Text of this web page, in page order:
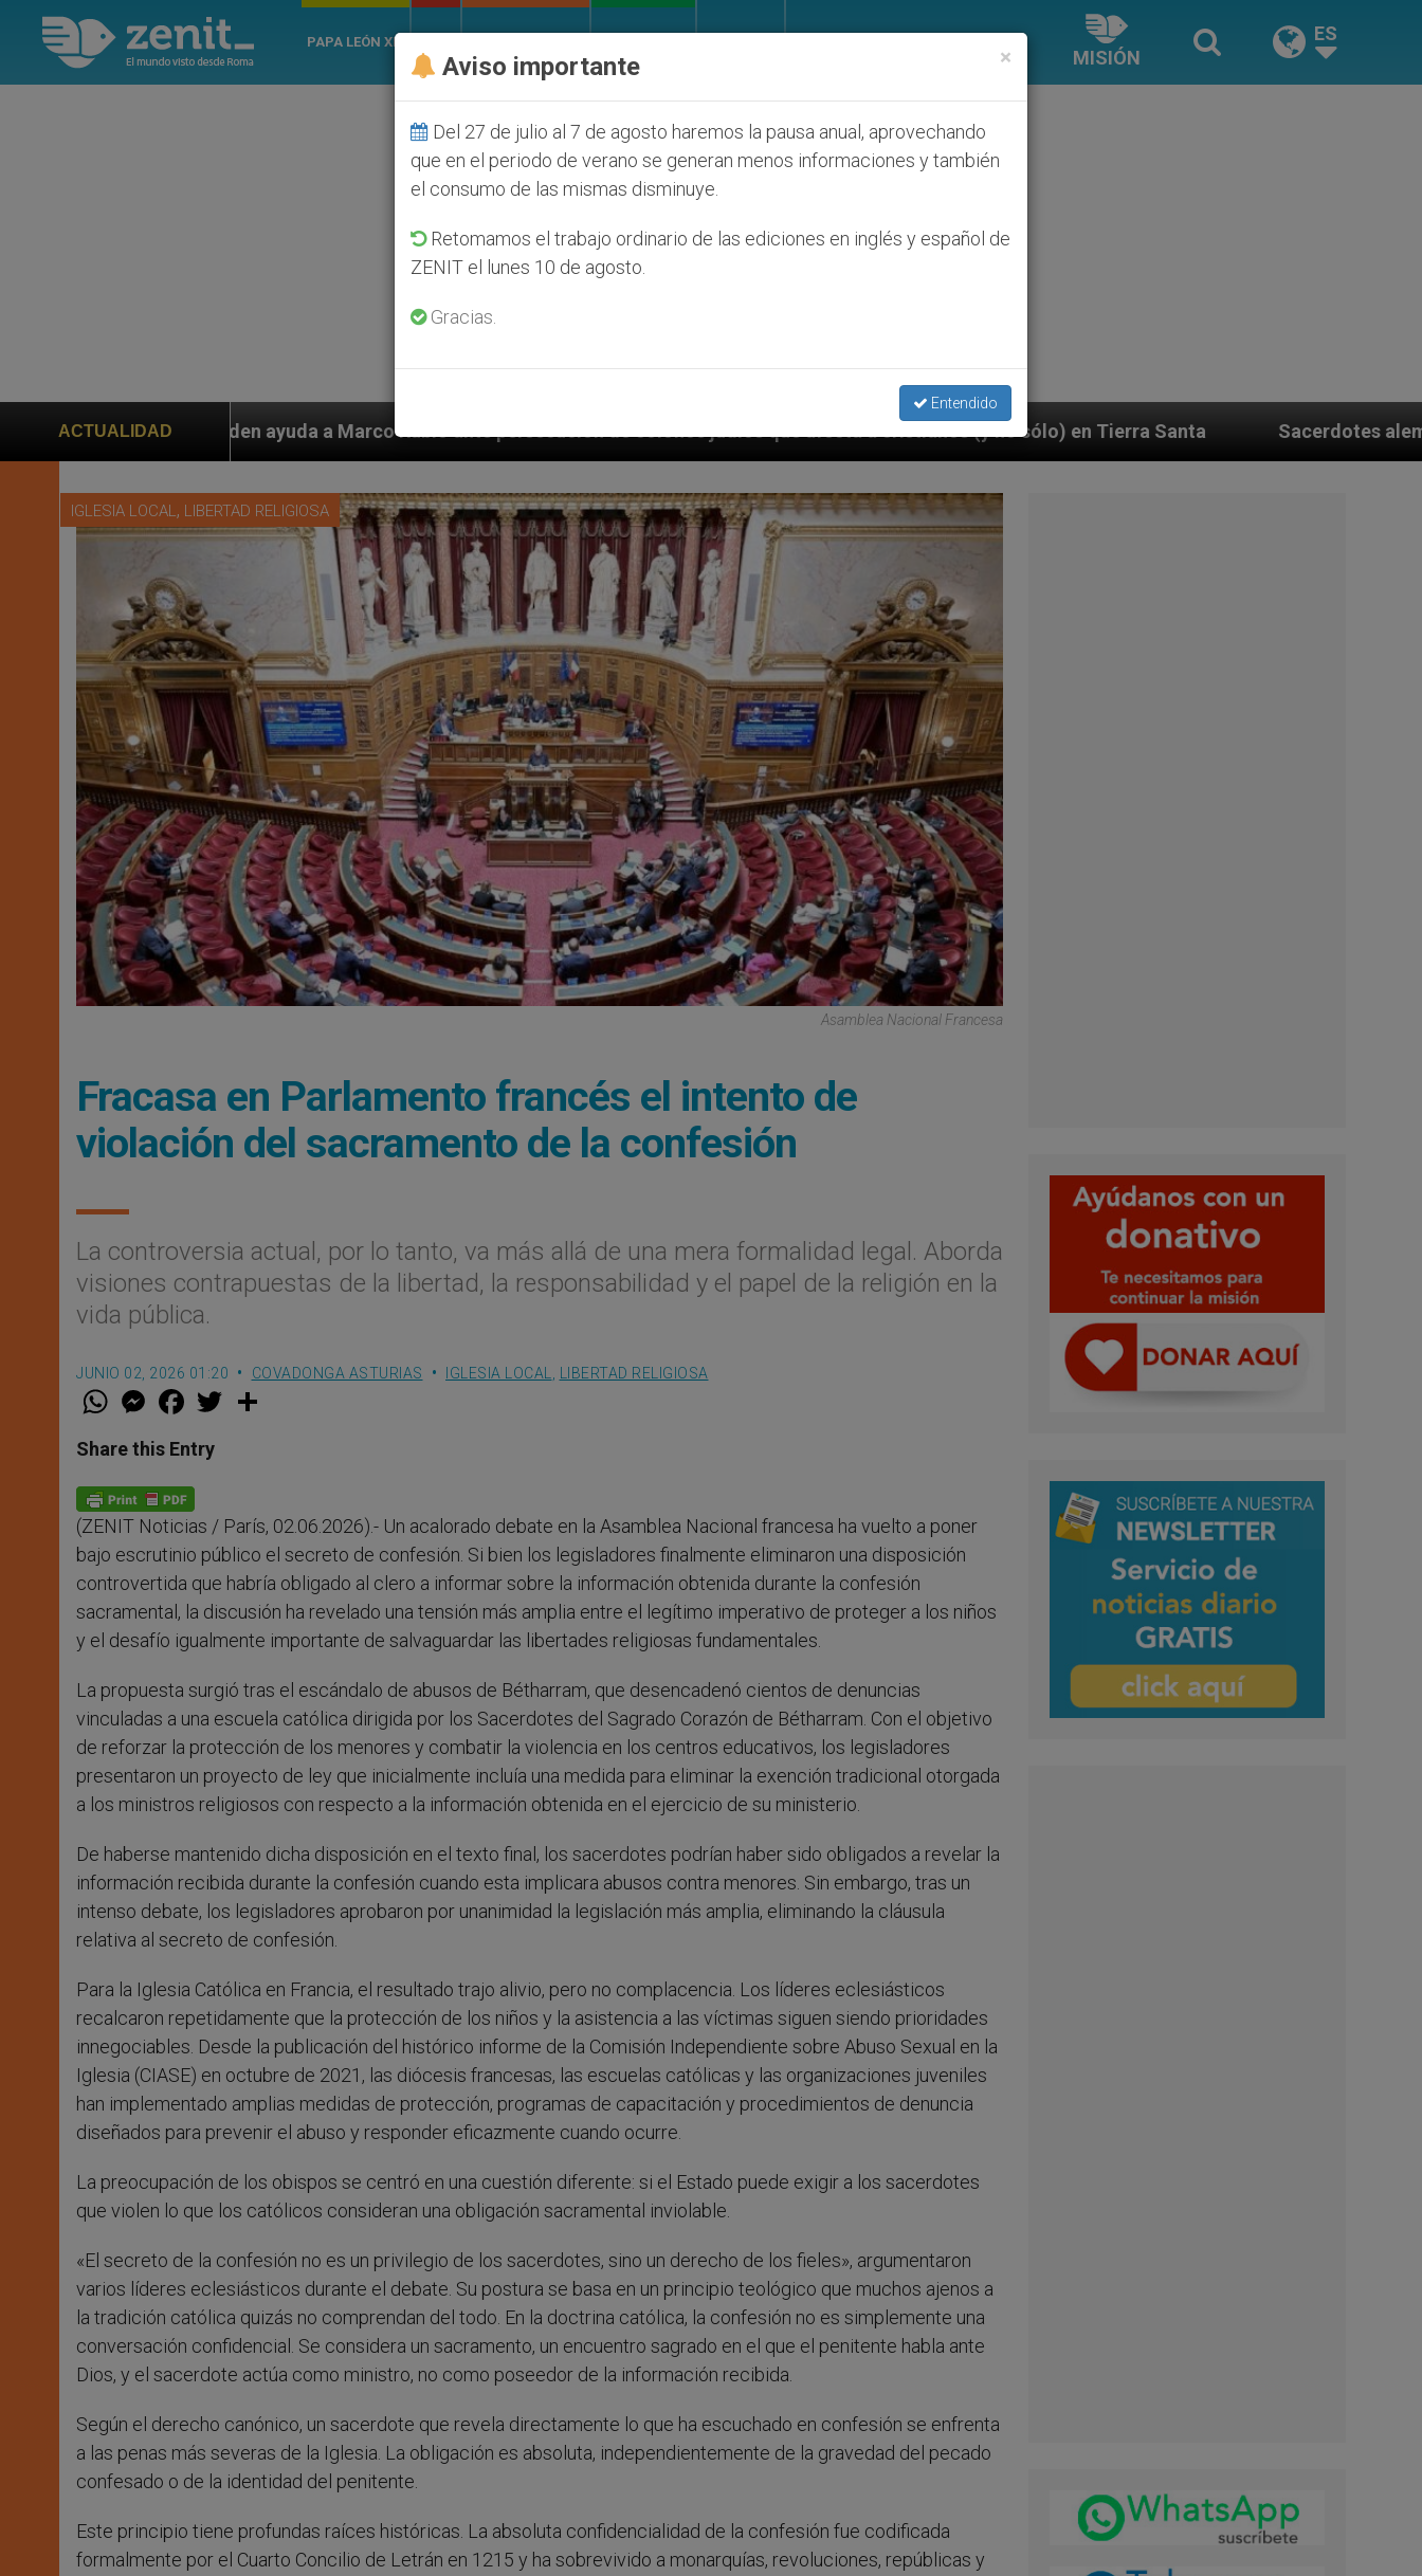
PAPA LEÓN XIV
MISIÓN
ES
ACTUALIDAD
a Marco Rubio ante persecución de colonos judíos que afecta a cristianos (y no sólo) en Tierra Santa Sacerdotes alemanes fieles al Papa
IGLESIA LOCAL, LIBERTAD RELIGIOSA
Asamblea Nacional Francesa
Fracasa en Parlamento francés el intento de
violación del sacramento de la confesión
La controversia actual, por lo tanto, va más allá de una mera formalidad legal. Aborda
visiones contrapuestas de la libertad, la responsabilidad y el papel de la religión en la
vida pública.
JUNIO 02, 2026 01:20 COVADONGA ASTURIAS IGLESIA LOCAL LIBERTAD RELIGIOSA
W
t
s
p
p
M
e
s
e
g
e
r
F
a
e
b
o
k
w
Share this Entry
(ZENIT Noticias / París, 02.06.2026).- Un acalorado debate en la Asamblea Nacional francesa ha vuelto a poner
bajo escrutinio público el secreto de confesión. Si bien los legisladores finalmente eliminaron una disposición
controvertida que habría obligado al clero a informar sobre la información obtenida durante la confesión
sacramental, la discusión ha revelado una tensión más amplia entre el legítimo imperativo de proteger a los niños
y el desafío igualmente importante de salvaguardar las libertades religiosas fundamentales.
La propuesta surgió tras el escándalo de abusos de Bétharram, que desencadenó cientos de denuncias
vinculadas a una escuela católica dirigida por los Sacerdotes del Sagrado Corazón de Bétharram. Con el objetivo
de reforzar la protección de los menores y combatir la violencia en los centros educativos, los legisladores
presentaron un proyecto de ley que inicialmente incluía una medida para eliminar la exención tradicional otorgada
a los ministros religiosos con respecto a la información obtenida en el ejercicio de su ministerio.
De haberse mantenido dicha disposición en el texto final, los sacerdotes podrían haber sido obligados a revelar la
información recibida durante la confesión cuando esta implicara abusos contra menores. Sin embargo, tras un
intenso debate, los legisladores aprobaron por unanimidad la legislación más amplia, eliminando la cláusula
relativa al secreto de confesión.
Para la Iglesia Católica en Francia, el resultado trajo alivio, pero no complacencia. Los líderes eclesiásticos
recalcaron repetidamente que la protección de los niños y la asistencia a las víctimas siguen siendo prioridades
innegociables. Desde la publicación del histórico informe de la Comisión Independiente sobre Abuso Sexual en la
Iglesia (CIASE) en octubre de 2021, las diócesis francesas, las escuelas católicas y las organizaciones juveniles
han implementado amplias medidas de protección, programas de capacitación y procedimientos de denuncia
diseñados para prevenir el abuso y responder eficazmente cuando ocurre.
La preocupación de los obispos se centró en una cuestión diferente: si el Estado puede exigir a los sacerdotes
que violen lo que los católicos consideran una obligación sacramental inviolable.
«El secreto de la confesión no es un privilegio de los sacerdotes, sino un derecho de los fieles», argumentaron
varios líderes eclesiásticos durante el debate. Su postura se basa en un principio teológico que muchos ajenos a
la tradición católica quizás no comprendan del todo. En la doctrina católica, la confesión no es simplemente una
conversación confidencial. Se considera un sacramento, un encuentro sagrado en el que el penitente habla ante
Dios, y el sacerdote actúa como ministro, no como poseedor de la información recibida.
Según el derecho canónico, un sacerdote que revela directamente lo que ha escuchado en confesión se enfrenta
a las penas más severas de la Iglesia. La obligación es absoluta, independientemente de la gravedad del pecado
confesado o de la identidad del penitente.
Este principio tiene profundas raíces históricas. La absoluta confidencialidad de la confesión fue codificada
formalmente por el Cuarto Concilio de Letrán en 1215 y ha sobrevivido a monarquías, revoluciones, repúblicas y
×
Aviso importante
Del 27 de julio al 7 de agosto haremos la pausa anual, aprovechando
que en el periodo de verano se generan menos informaciones y también
el consumo de las mismas disminuye.
Retomamos el trabajo ordinario de las ediciones en inglés y español de
ZENIT el lunes 10 de agosto.
Gracias.
Entendido